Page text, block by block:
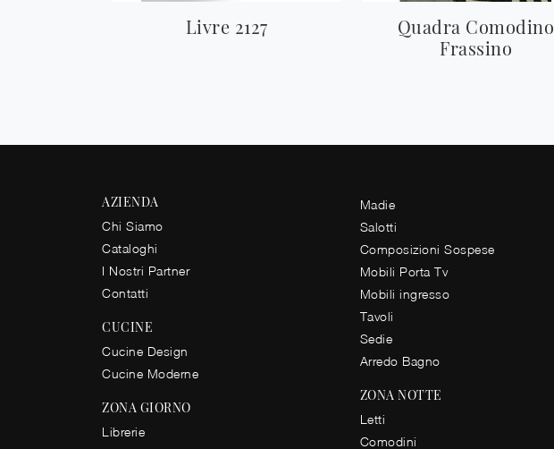
Livre 2127
Quadra Comodino
Frassino
AZIENDA
Chi Siamo
Cataloghi
I Nostri Partner
Contatti
CUCINE
Cucine Design
Cucine Moderne
ZONA GIORNO
Librerie
Madie
Salotti
Composizioni Sospese
Mobili Porta Tv
Mobili ingresso
Tavoli
Sedie
Arredo Bagno
ZONA NOTTE
Letti
Comodini